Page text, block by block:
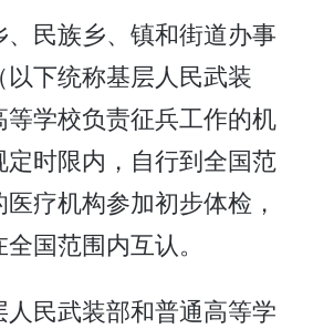
民族乡、镇和街道办事
下统称基层人民武装
学校负责征兵工作的机
时限内，自行到全国范
疗机构参加初步体检，
国范围内互认。
民武装部和普通高等学